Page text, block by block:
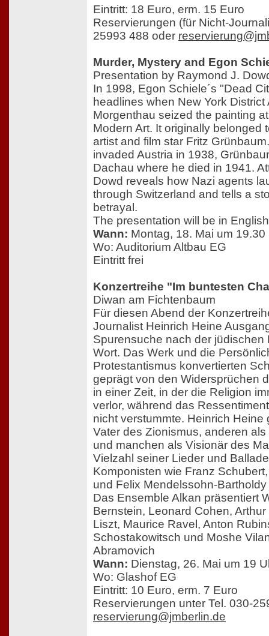
Eintritt: 18 Euro, erm. 15 Euro
Reservierungen (für Nicht-
25993 488 oder
Murder, Mystery and Egon
Presentation by Raymond J.
In 1998, Egon Schiele´s "Dead
headlines when New York
Morgenthau seized the painting
Modern Art. It originally belonged
artist and film star Fritz
invaded Austria in 1938,
Dachau where he died in 1941.
Dowd reveals how Nazi agents
through Switzerland and tells a
betrayal.
The presentation will be in
Wann: Montag, 18. Mai um 19.30
Wo: Auditorium Altbau EG
Eintritt frei
Konzertreihe "Im buntesten
Diwan am Fichtenbaum
Für diesen Abend der
Journalist Heinrich Heine
Spurensuche nach der jüdischen
Wort. Das Werk und die
Protestantismus konvertierten
geprägt von den Widersprüchen
in einer Zeit, in der die Religion
verlor, während das
nicht verstummte. Heinrich Heine
Vater des Zionismus, anderen
und manchen als Visionär des
Vielzahl seiner Lieder und
Komponisten wie Franz
und Felix Mendelssohn-
Das Ensemble Alkan präsentiert
Bernstein, Leonard Cohen,
Liszt, Maurice Ravel, Anton
Schostakowitsch und Moshe
Abramovich
Wann: Dienstag, 26. Mai um 19
Wo: Glashof EG
Eintritt: 10 Euro, erm. 7 Euro
Reservierungen unter Tel. 030-
reservierung@jmberlin.de